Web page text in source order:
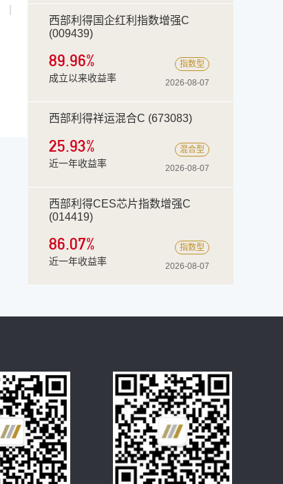
西部利得国企红利指数增强C
(009439)
89.96%
成立以来收益率
指数型
2026-08-07
西部利得祥运混合C (673083)
25.93%
近一年收益率
混合型
2026-08-07
西部利得CES芯片指数增强C
(014419)
86.07%
近一年收益率
指数型
2026-08-07